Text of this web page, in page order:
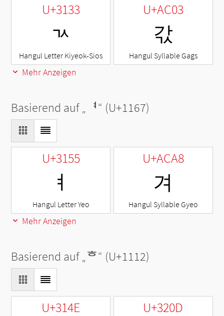
U+3133
ㄳ
Hangul Letter Kiyeok-Sios
U+AC03
갃
Hangul Syllable Gags
Mehr Anzeigen
Basierend auf „ ᅧ“ (U+1167)
U+3155
ㅕ
Hangul Letter Yeo
U+ACA8
겨
Hangul Syllable Gyeo
Mehr Anzeigen
Basierend auf „ᄒ“ (U+1112)
U+314E U+320D